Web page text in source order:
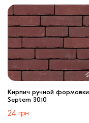
Кирпич ручной формовки
Septem 3010
24 грн